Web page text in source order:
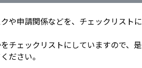
や申請関係などを、チェックリストに
チェックリストにしていますので、是
ださい。